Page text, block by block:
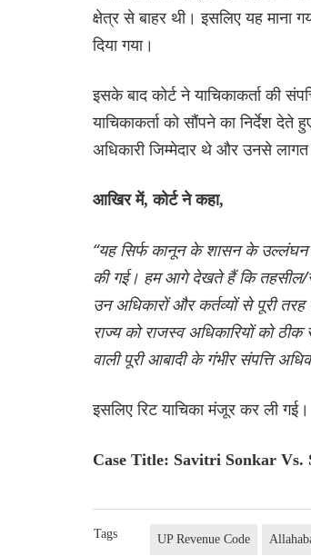
क्षेत्र से बाहर थी। इसलिए यह माना
दिया गया।
इसके बाद कोर्ट ने याचिकाकर्ता की
याचिकाकर्ता को सौंपने का निर्देश
अधिकारी जिम्मेदार थे और उनसे
आखिर में, कोर्ट ने कहा,
“यह सिर्फ कानून के शासन के उल्लंघन
की गई। हम आगे देखते हैं कि तहसील/
उन अधिकारों और कर्तव्यों से पूरी
राज्य को राजस्व अधिकारियों को
वाली पूरी आबादी के गंभीर संपत्ति
इसलिए रिट याचिका मंजूर कर ली गई।
Case Title: Savitri Sonkar Vs.
Tags UP Revenue Code